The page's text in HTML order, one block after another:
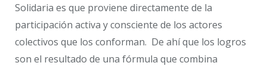
Solidaria es que proviene directamente de la
participación activa y consciente de los actores
colectivos que los conforman. De ahí que los logros
son el resultado de una fórmula que combina